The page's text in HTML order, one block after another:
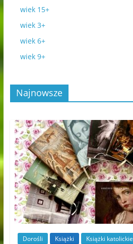
wiek 15+
wiek 3+
wiek 6+
wiek 9+
Najnowsze
Dorośli Książki Książki katolickie